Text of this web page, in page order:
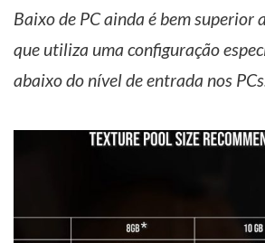
Baixo de PC ainda é bem superior
que utiliza uma configuração
abaixo do nível de entrada nos